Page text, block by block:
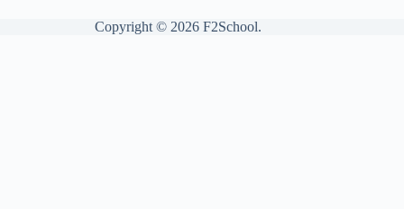
Copyright © 2026 F2School.